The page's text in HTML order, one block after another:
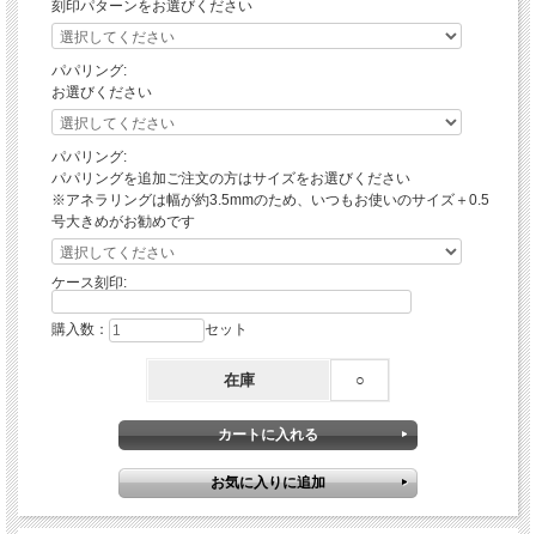
刻印パターンをお選びください
パパリング:
お選びください
パパリング:
パパリングを追加ご注文の方はサイズをお選びください
※アネラリングは幅が約3.5mmのため、いつもお使いのサイズ＋0.5
号大きめがお勧めです
ケース刻印:
購入数： セット
在庫 ○